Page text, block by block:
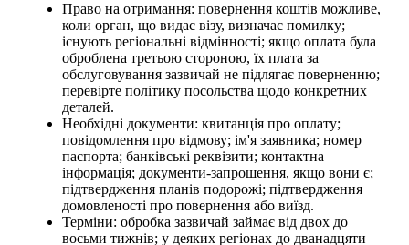
Право на отримання: повернення коштів можливе,
коли орган, що видає візу, визначає помилку;
існують регіональні відмінності; якщо оплата була
оброблена третьою стороною, їх плата за
обслуговування зазвичай не підлягає поверненню;
перевірте політику посольства щодо конкретних
деталей.
Необхідні документи: квитанція про оплату;
повідомлення про відмову; ім'я заявника; номер
паспорта; банківські реквізити; контактна
інформація; документи-запрошення, якщо вони є;
підтвердження планів подорожі; підтвердження
домовленості про повернення або виїзд.
Терміни: обробка зазвичай займає від двох до
восьми тижнів; у деяких регіонах до дванадцяти